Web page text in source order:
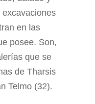
en las
posee. Son,
que se
de Tharsis
Telmo (32).